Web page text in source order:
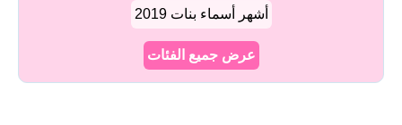
أشهر أسماء بنات 2019
عرض جميع الفئات